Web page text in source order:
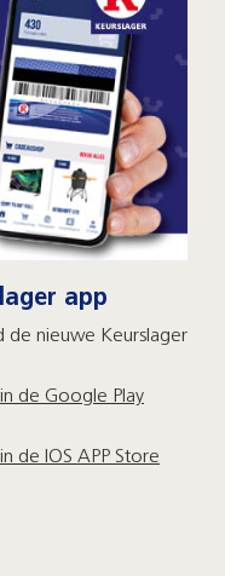
app
de nieuwe Keurslager
de Google Play
de IOS APP Store